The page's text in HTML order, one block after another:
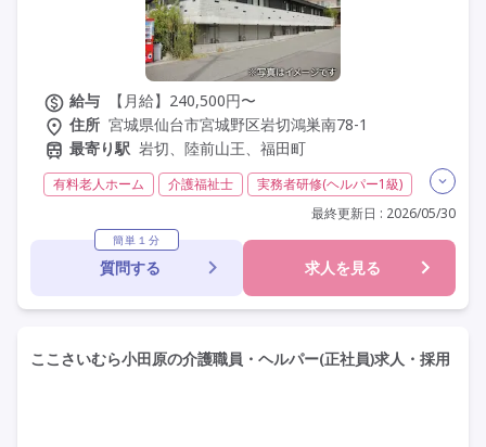
給与
【月給】240,500円〜
住所 宮城県仙台市宮城野区岩切鴻巣南78-1
最寄り駅 岩切、陸前山王、福田町
有料老人ホーム 介護福祉士
実務者研修(ヘルパー1級)
残業月20時間以内
オープニングスタッフ
オープン3年以内
社会保険完備
交通費支給
託児所・保育支援あり
年間休日110日以上
学歴不問
最終更新日 : 2026/05/30
簡単１分
質問する 求人を見る
ここさいむら小田原の介護職員・ヘルパー(正社員)求人・採用